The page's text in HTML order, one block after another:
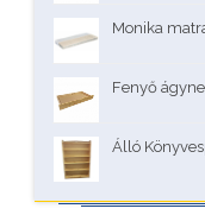
Monika
Fenyő
Álló